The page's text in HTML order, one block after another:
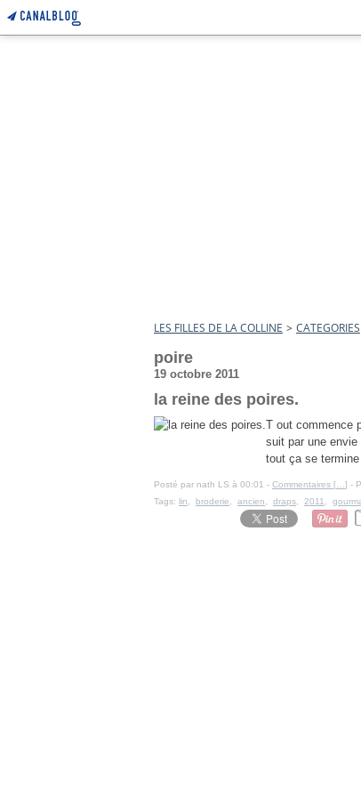
LES FILLES DE LA COLLINE > CATEGORIES
poire
19 octobre 2011
la reine des poires.
T out commence
suit par une
tout ça se
Posté par nath LS à 00:01 - Commentaires [ ] -
Tags: lin broderie ancien draps 2011